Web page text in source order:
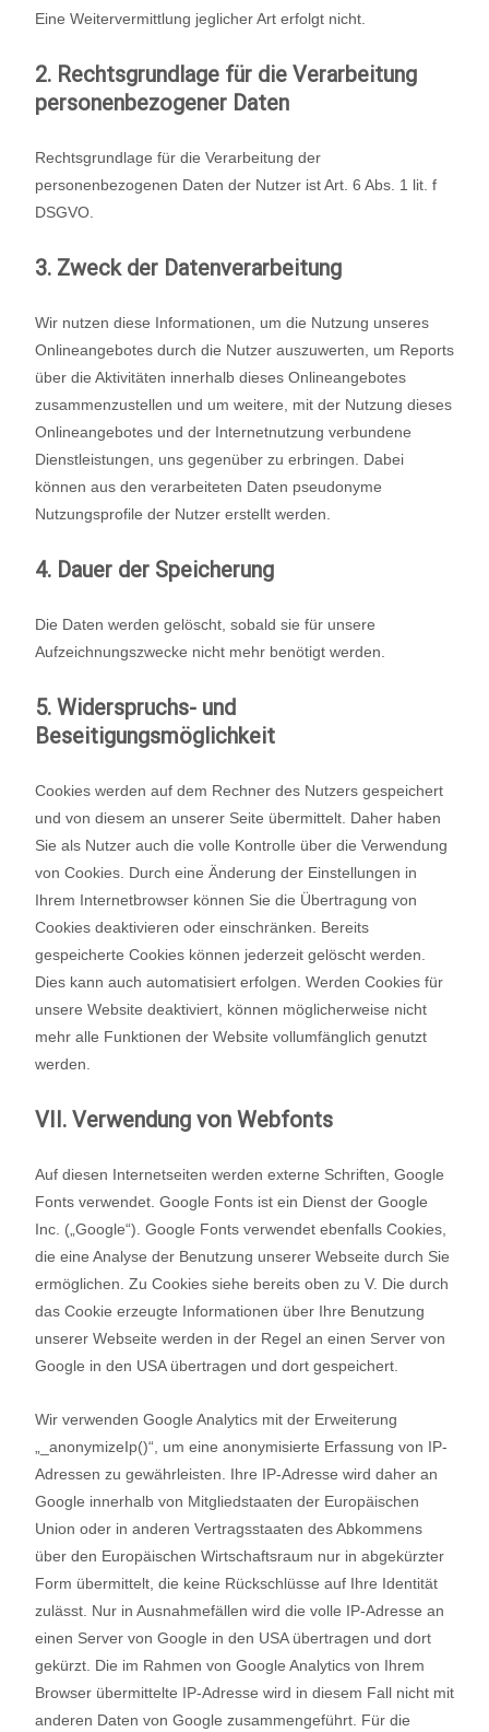
Eine Weitervermittlung jeglicher Art erfolgt nicht.
2. Rechtsgrundlage für die Verarbeitung
personenbezogener Daten
Rechtsgrundlage für die Verarbeitung der
personenbezogenen Daten der Nutzer ist Art. 6 Abs. 1 lit. f
DSGVO.
3. Zweck der Datenverarbeitung
Wir nutzen diese Informationen, um die Nutzung unseres
Onlineangebotes durch die Nutzer auszuwerten, um Reports
über die Aktivitäten innerhalb dieses Onlineangebotes
zusammenzustellen und um weitere, mit der Nutzung dieses
Onlineangebotes und der Internetnutzung verbundene
Dienstleistungen, uns gegenüber zu erbringen. Dabei
können aus den verarbeiteten Daten pseudonyme
Nutzungsprofile der Nutzer erstellt werden.
4. Dauer der Speicherung
Die Daten werden gelöscht, sobald sie für unsere
Aufzeichnungszwecke nicht mehr benötigt werden.
5. Widerspruchs- und
Beseitigungsmöglichkeit
Cookies werden auf dem Rechner des Nutzers gespeichert
und von diesem an unserer Seite übermittelt. Daher haben
Sie als Nutzer auch die volle Kontrolle über die Verwendung
von Cookies. Durch eine Änderung der Einstellungen in
Ihrem Internetbrowser können Sie die Übertragung von
Cookies deaktivieren oder einschränken. Bereits
gespeicherte Cookies können jederzeit gelöscht werden.
Dies kann auch automatisiert erfolgen. Werden Cookies für
unsere Website deaktiviert, können möglicherweise nicht
mehr alle Funktionen der Website vollumfänglich genutzt
werden.
VII. Verwendung von Webfonts
Auf diesen Internetseiten werden externe Schriften, Google
Fonts verwendet. Google Fonts ist ein Dienst der Google
Inc. („Google“). Google Fonts verwendet ebenfalls Cookies,
die eine Analyse der Benutzung unserer Webseite durch Sie
ermöglichen. Zu Cookies siehe bereits oben zu V. Die durch
das Cookie erzeugte Informationen über Ihre Benutzung
unserer Webseite werden in der Regel an einen Server von
Google in den USA übertragen und dort gespeichert.
Wir verwenden Google Analytics mit der Erweiterung
„_anonymizeIp()“, um eine anonymisierte Erfassung von IP-
Adressen zu gewährleisten. Ihre IP-Adresse wird daher an
Google innerhalb von Mitgliedstaaten der Europäischen
Union oder in anderen Vertragsstaaten des Abkommens
über den Europäischen Wirtschaftsraum nur in abgekürzter
Form übermittelt, die keine Rückschlüsse auf Ihre Identität
zulässt. Nur in Ausnahmefällen wird die volle IP-Adresse an
einen Server von Google in den USA übertragen und dort
gekürzt. Die im Rahmen von Google Analytics von Ihrem
Browser übermittelte IP-Adresse wird in diesem Fall nicht mit
anderen Daten von Google zusammengeführt. Für die